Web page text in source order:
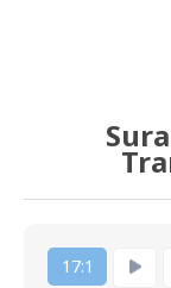
17:1